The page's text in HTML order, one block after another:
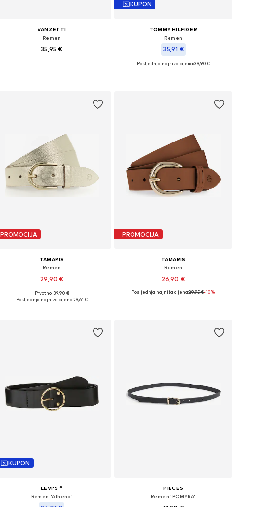
VANZETTI
Remen
35,95 €
KUPON
TOMMY HILFIGER
Remen
35,91 €
Dostupne veličine: 75, 80, 85, 90, 95
Posljednja najniža cijena:39,90 €
PROMOCIJA
TAMARIS
Remen
29,90 €
Dostupno u više veličina
Prvotno: 39,90 €
Posljednja najniža cijena:29,61 €
PROMOCIJA
TAMARIS
Remen
26,90 €
Dostupno u više veličina
Posljednja najniža cijena:29,95 €-10%
KUPON
LEVI'S ®
Remen 'Athena'
PIECES
Remen 'PCMYRA'